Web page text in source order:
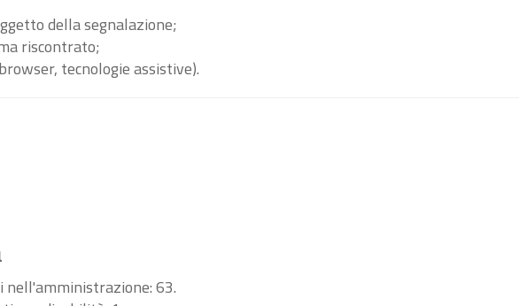
della segnalazione;
riscontrato;
tecnologie assistive).
63.